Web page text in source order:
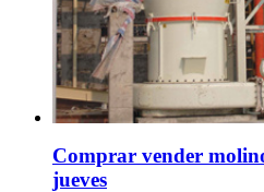
Comprar vender
jueves